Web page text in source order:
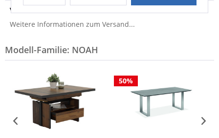
Versandinfo
Weitere Informationen zum Versand...
Modell-Familie: NOAH
50%